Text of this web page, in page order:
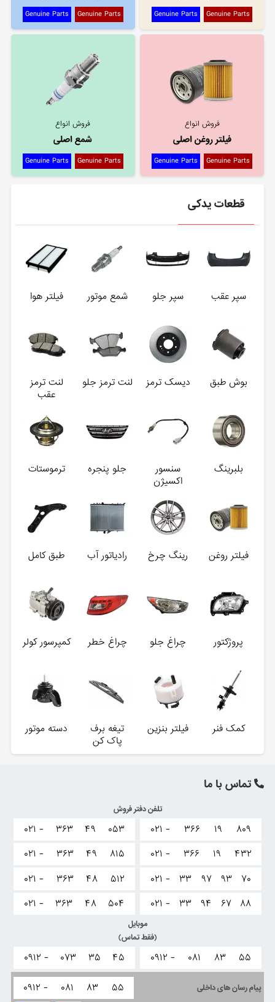
Genuine Parts
Genuine Parts
Genuine Parts
Genuine Parts
فروش انواع
فیلتر روغن اصلی
Genuine Parts
Genuine Parts
فروش انواع
شمع اصلی
Genuine Parts
Genuine Parts
قطعات یدکی
سپر عقب سپر جلو شمع موتور فیلتر هوا
بوش طبق دیسک ترمز لنت ترمز جلو
لنت ترمز
عقب
بلبرینگ
سنسور
اکسیژن
جلو پنجره ترموستات
فیلتر روغن رینگ چرخ رادیاتور آب طبق کامل
پروژکتور چراغ جلو چراغ خطر کمپرسور کولر
کمک فنر فیلتر بنزین
تیغه برف
پاک کن
دسته موتور
تماس با ما
تلفن دفتر فروش
۰۲۱ - ۳۶۶ ۱۹
۸۰۹
۰۲۱ -
۳۶۶ ۱۹
۴۳۲
۰۲۱ -
۳۳ ۹۷ ۹۳
۷۰
۰۲۱ -
۳۳ ۹۴ ۶۷ ۸۸
۰۲۱ - ۳۶۳ ۴۹
۰۵۳
۰۲۱ -
۳۶۳ ۴۹
۸۱۵
۰۲۱ -
۳۶۳ ۴۸
۵۱۲
۰۲۱ -
۳۶۳ ۴۸ ۵۰۴
موبایل
(فقط تماس)
۰۹۱۲ - ۰۸۱ ۸۳ ۵۵ ۰۹۱۲ - ۰۷۳ ۳۵ ۴۵
پیام رسان های داخلی ۰۹۱۲ - ۰۸۱ ۸۳ ۵۵